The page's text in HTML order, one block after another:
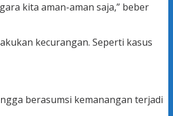
kita aman-aman saja,” beber
kecurangan. Seperti kasus
berasumsi kemanangan terjadi